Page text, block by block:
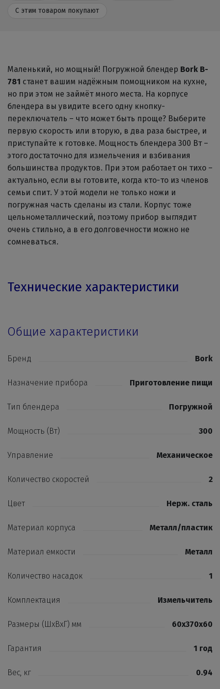
С этим товаром покупают
Маленький, но мощный! Погружной блендер Bork B-
781 станет вашим надёжным помощником на кухне,
но при этом не займёт много места. На корпусе
блендера вы увидите всего одну кнопку-
переключатель – что может быть проще? Выберите
первую скорость или вторую, в два раза быстрее, и
приступайте к готовке. Мощность блендера 300 Вт –
этого достаточно для измельчения и взбивания
большинства продуктов. При этом работает он тихо –
актуально, если вы готовите, когда кто-то из членов
семьи спит. У этой модели не только ножи и
погружная часть сделаны из стали. Корпус тоже
цельнометаллический, поэтому прибор выглядит
очень стильно, а в его долговечности можно не
сомневаться.
Технические характеристики
Общие характеристики
Бренд Bork
Назначение прибора Приготовление пищи
Тип блендера Погружной
Мощность (Вт) 300
Управление Механическое
Количество скоростей 2
Цвет Нерж. сталь
Материал корпуса Металл/пластик
Материал емкости Металл
Количество насадок 1
Комплектация Измельчитель
Размеры (ШхВхГ) мм 60х370х60
Гарантия 1 год
Вес, кг 0.94